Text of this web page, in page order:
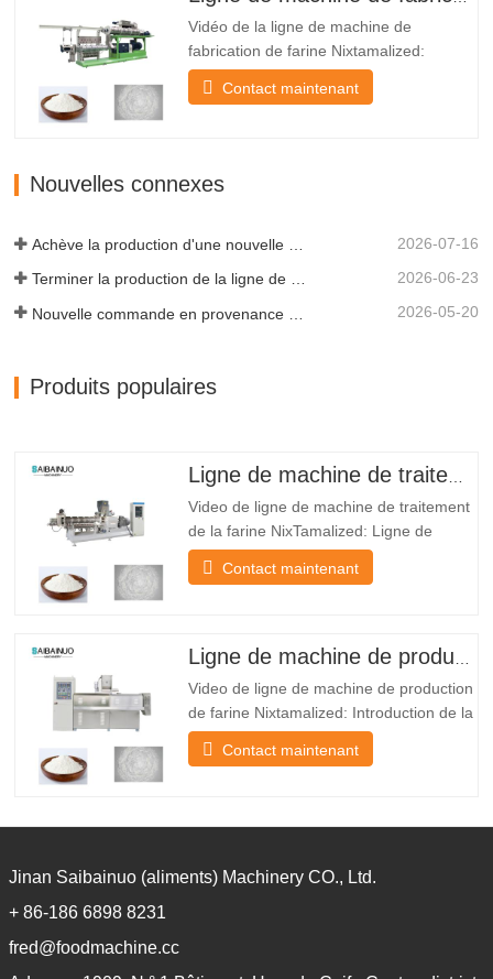
au Mexique. Il…
Vidéo de la ligne de machine de
fabrication de farine Nixtamalized:
Introduction de la ligne de machine de
fabrication de farine Nixtamalized:
pour fabriquer des produits de farine…
Contact maintenant
Nouvelles connexes
2026-07-16
Terminer la production de la ligne de production d'aliments pour chiens de 500 kg/h pour le client indonésien 2026-06-23
2026-05-20
Produits populaires
Video de ligne de machine de traitement
de la farine NixTamalized: Ligne de
machine de traitement de la farine
NixtamalizedEatires: *LeMachine de
de poudre tels que la poudre d'aliments
Contact maintenant
Video de ligne de machine de production
de farine Nixtamalized: Introduction de la
ligne de machine de production de farine
de farine Nixtamalized: Le système de
que le tissu non cuit pour fournir du taco
Contact maintenant
Jinan Saibainuo (aliments) Machinery CO., Ltd.
+ 86-186 6898 8231
fred@foodmachine.cc